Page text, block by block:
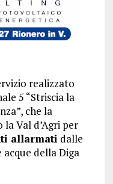
realizzato
5 “Striscia la
che la
Val d’Agri per
allarmati dalle
della Diga